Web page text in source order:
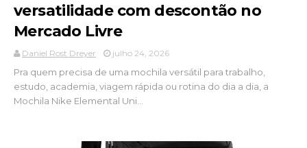
versatilidade com descontão no
Mercado Livre
Daniel Rost Dreyer julho 24, 2026
Pra quem precisa de uma mochila versátil para trabalho,
estudo, academia, viagem rápida ou rotina do dia a dia, a
Mochila Nike Elemental Uni...